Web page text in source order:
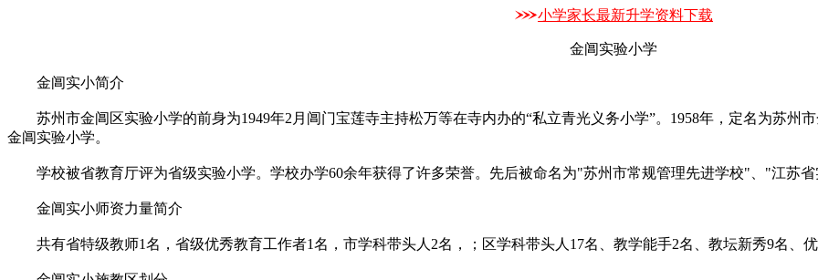
小学家长最新升学资料下载
金阊实验小学
金阊实小简介
苏州市金阊区实验小学的前身为1949年2月阊门宝莲寺主持松万等在寺内办的“私立青光义务小学”。1958年，定名为苏州
金阊实验小学。
学校被省教育厅评为省级实验小学。学校办学60余年获得了许多荣誉。先后被命名为"苏州市常规管理先进学校"、"江苏
金阊实小师资力量简介
共有省特级教师1名，省级优秀教育工作者1名，市学科带头人2名，；区学科带头人17名、教学能手2名、教坛新秀9名、优